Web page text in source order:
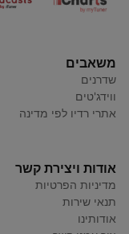
משאבים
שדרנים
ווידג'טים
אתרי רדיו לפי מדינה
אודות ויצירת קשר
מדיניות הפרטיות
תנאי שירות
אודותינו